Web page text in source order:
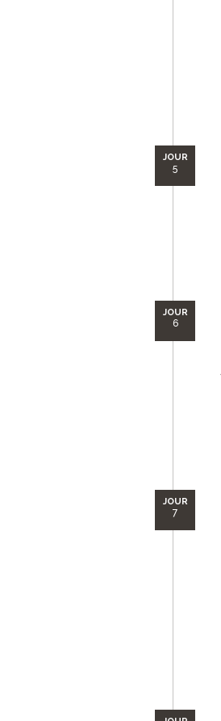
JOUR
5
JOUR
6
JOUR
7